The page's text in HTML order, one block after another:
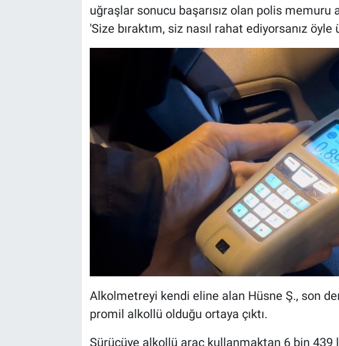
uğraşlar sonucu başarısız olan polis
'Size bıraktım, siz nasıl rahat ediyorsanız öyle
Alkolmetreyi kendi eline alan Hüsne Ş., son
promil alkollü olduğu ortaya çıktı.
Sürücüye alkollü araç kullanmaktan 6 bin 439